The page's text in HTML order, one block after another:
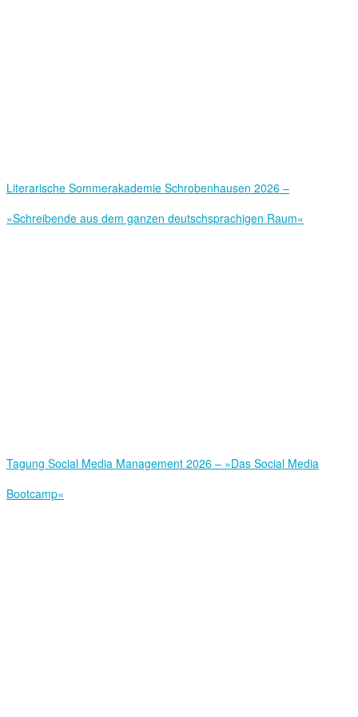
Literarische Sommerakademie Schrobenhausen 2026 –
»Schreibende aus dem ganzen deutschsprachigen Raum«
Tagung Social Media Management 2026 – »Das Social Media
Bootcamp«